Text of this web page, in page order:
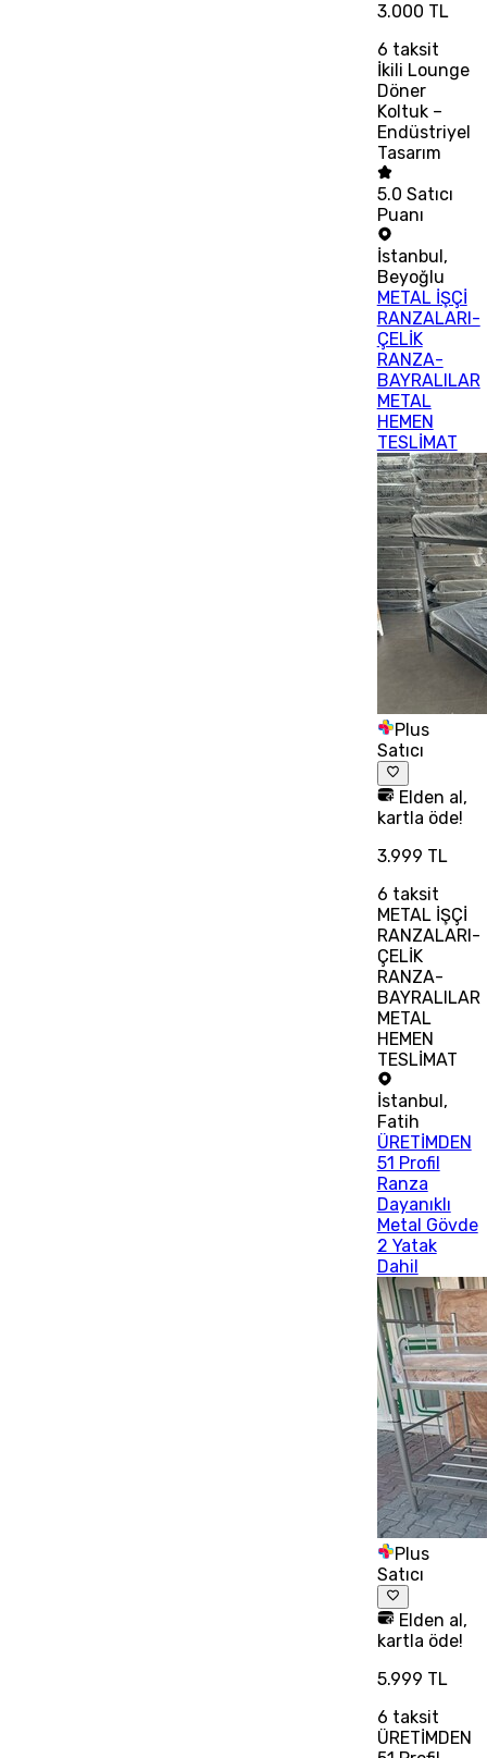
3.000 TL
6 taksit
İkili Lounge
Döner
Koltuk –
Endüstriyel
Tasarım
5.0 Satıcı
Puanı
İstanbul ,
Beyoğlu
METAL İŞÇİ
RANZALARI-
ÇELİK
RANZA-
BAYRALILAR
METAL
HEMEN
TESLİMAT
Plus
Satıcı
Elden al,
kartla öde!
3.999 TL
6 taksit
METAL İŞÇİ
RANZALARI-
ÇELİK
RANZA-
BAYRALILAR
METAL
HEMEN
TESLİMAT
İstanbul,
Fatih
ÜRETİMDEN
51 Profil
Ranza
Dayanıklı
Metal Gövde
2 Yatak
Dahil
Plus
Satıcı
Elden al,
kartla öde!
5.999 TL
6 taksit
ÜRETİMDEN